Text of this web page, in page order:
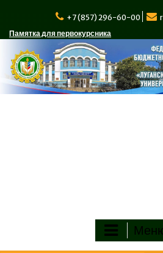
содержимому
+7 (857) 296-60-00
Памятка для первокурсника